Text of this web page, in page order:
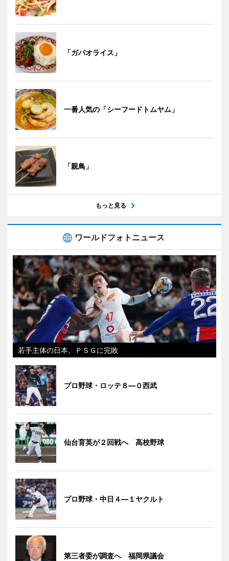
「ガパオライス」
一番人気の「シーフードトムヤム」
「親鳥」
もっと見る
ワールドフォトニュース
若手主体の日本、ＰＳＧに完敗
プロ野球・ロッテ８―０西武
仙台育英が２回戦へ 高校野球
プロ野球・中日４―１ヤクルト
第三者委が調査へ 福岡県議会